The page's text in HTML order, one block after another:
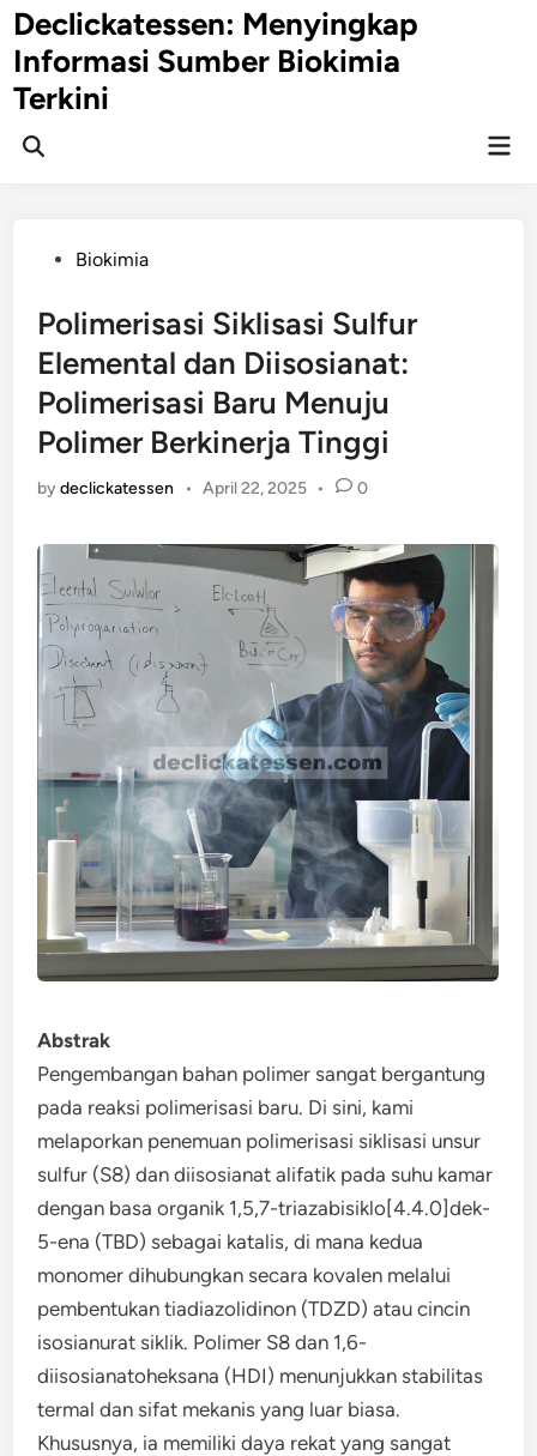
Skip
to
content
Declickatessen: Menyingkap
Informasi Sumber Biokimia
Terkini
Open
PostedBiokimia
Polimerisasi Siklisasi Sulfur
Elemental dan Diisosianat:
Polimerisasi Baru Menuju
Polimer Berkinerja Tinggi
bydeclickatessen • April 22, 2025 • 0
Abstrak
Pengembangan bahan polimer sangat bergantung
pada reaksi polimerisasi baru. Di sini, kami
melaporkan penemuan polimerisasi siklisasi unsur
sulfur (S8) dan diisosianat alifatik pada suhu kamar
dengan basa organik 1,5,7-triazabisiklo[4.4.0]dek-
5-ena (TBD) sebagai katalis, di mana kedua
monomer dihubungkan secara kovalen melalui
pembentukan tiadiazolidinon (TDZD) atau cincin
isosianurat siklik. Polimer S8 dan 1,6-
diisosianatoheksana (HDI) menunjukkan stabilitas
termal dan sifat mekanis yang luar biasa.
Khususnya, ia memiliki daya rekat yang sangat